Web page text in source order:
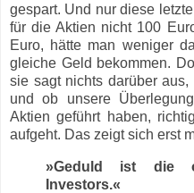
gespart. Und nur diese
für die Aktien nicht 100
Euro, hätte man weniger
gleiche Geld bekommen.
sie sagt nichts darüber
und ob unsere
Aktien geführt haben,
aufgeht. Das zeigt sich erst
»Geduld ist die
Investors.«